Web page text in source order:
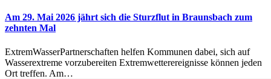
Am 29. Mai 2026 jährt sich die Sturzflut in Braunsbach zum
zehnten Mal
ExtremWasserPartnerschaften helfen Kommunen dabei, sich auf
Wasserextreme vorzubereiten Extremwetterereignisse können jeden
Ort treffen. Am…